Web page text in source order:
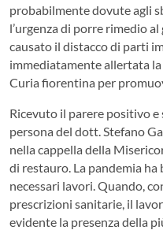
probabilmente dovute agli
l’urgenza di porre rimedio
causato il distacco di parti
immediatamente allertata
Curia fiorentina per
Ricevuto il parere positivo
persona del dott. Stefano
nella cappella della
di restauro. La pandemia
necessari lavori. Quando,
prescrizioni sanitarie, il
evidente la presenza della